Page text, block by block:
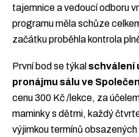
Přidejte se k
tajemnice a vedoucí odboru
programu měla schůze
začátku proběhla kontrola
První bod se týkal schválení
pronájmu sálu ve
cenu 300 Kč /lekce, za
maminky s dětmi, každý
výjimkou termínů